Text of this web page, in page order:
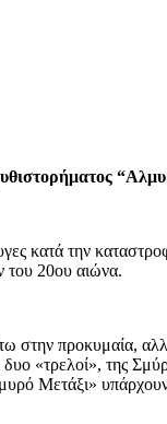
κατά την
του 20ου αιώνα.
στην προκυμαία,
«τρελοί», της
Μετάξι»